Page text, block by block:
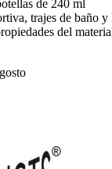
de 240 ml
trajes de baño y
del